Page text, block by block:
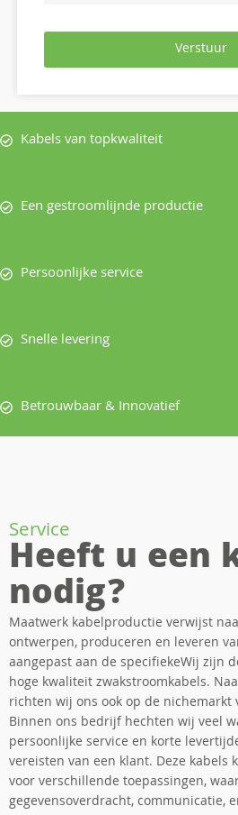
Verstuur
Kabels van topkwaliteit
Een gestroomlijnde productie
Persoonlijke service
Snelle levering
Betrouwbaar & Innovatief
Service
Heeft u een
nodig?
Maatwerk kabelproductie verwijst
ontwerpen, produceren en leveren
aangepast aan de specifiekeWij zijn
hoge kwaliteit zwakstroomkabels.
richten wij ons ook op de nichemarkt
Binnen ons bedrijf hechten wij veel
persoonlijke service en korte
vereisten van een klant. Deze
voor verschillende toepassingen,
gegevensoverdracht, communicatie,